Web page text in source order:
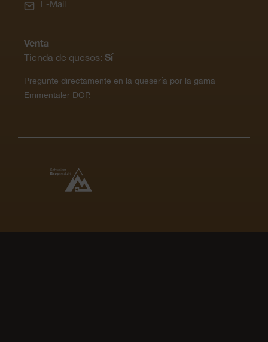
E-Mail
Venta
Tienda de quesos: Sí
Pregunte directamente en la quesería por la gama
Emmentaler DOP.